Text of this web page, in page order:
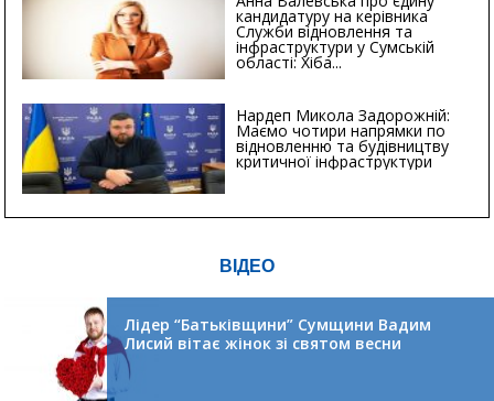
кандидатуру на керівника
Служби відновлення та
інфраструктури у Сумській
області: Хіба...
Нардеп Микола Задорожній:
Маємо чотири напрямки по
відновленню та будівництву
критичної інфраструктури
ВІДЕО
Лідер “Батьківщини” Сумщини Вадим
Лисий вітає жінок зі святом весни